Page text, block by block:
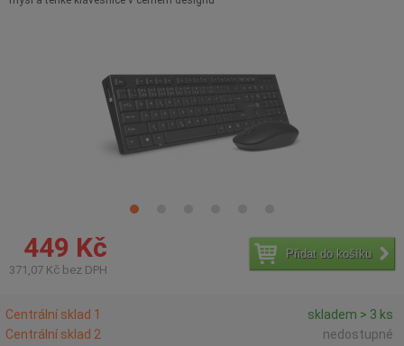
449 Kč
371,07 Kč bez DPH
Přidat do košíku
Centrální sklad 1
skladem > 3 ks
Centrální sklad 2
nedostupné